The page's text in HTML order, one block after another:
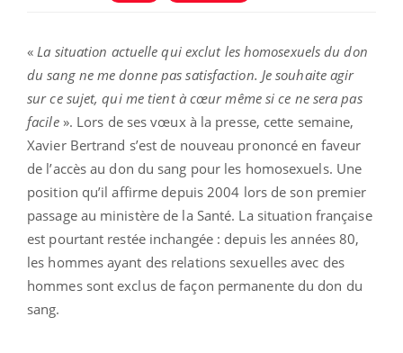
«La situation actuelle qui exclut les homosexuels du don
du sang ne me donne pas satisfaction. Je souhaite agir
sur ce sujet, qui me tient à cœur même si ce ne sera pas
facile». Lors de ses vœux à la presse, cette semaine,
Xavier Bertrand s’est de nouveau prononcé en faveur
de l’accès au don du sang pour les homosexuels. Une
position qu’il affirme depuis 2004 lors de son premier
passage au ministère de la Santé. La situation française
est pourtant restée inchangée : depuis les années 80,
les hommes ayant des relations sexuelles avec des
hommes sont exclus de façon permanente du don du
sang.